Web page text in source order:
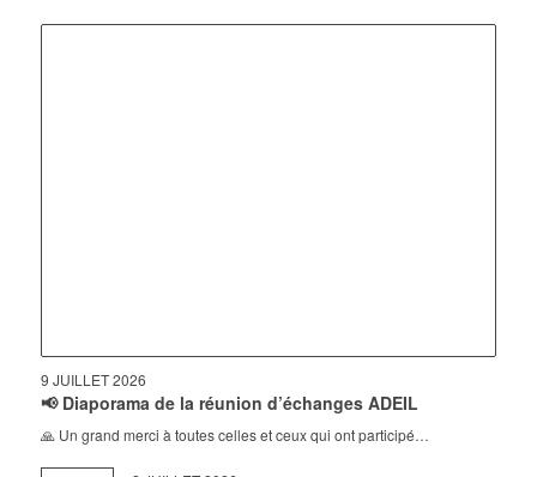
9 JUILLET 2026
📢 Diaporama de la réunion d’échanges ADEIL
🙏 Un grand merci à toutes celles et ceux qui ont participé…